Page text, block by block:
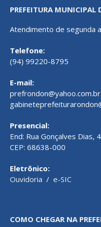
PREFEITURA MUNICIPAL
Atendimento de segunda
Telefone:
(94) 99220-8795
E-mail:
Presencial:
End: Rua Gonçalves Dias,
CEP: 68638-000
Eletrônico:
Ouvidoria / e-SIC
COMO CHEGAR NA